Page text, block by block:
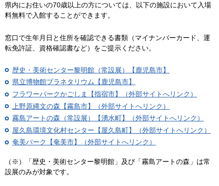
県内にお住いの70歳以上の方については、以下の施設において入場
料無料で入館することができます。
窓口で生年月日と住所を確認できる書類（マイナンバーカード、運
転免許証、資格確認書など）をご提示ください。
歴史・美術センター黎明館（常設展）【鹿児島市】
県立博物館プラネタリウム【鹿児島市】
フラワーパークかごしま【指宿市】（外部サイトへリンク）
上野原縄文の森【霧島市】（外部サイトへリンク）
霧島アートの森（常設展）【湧水町】（外部サイトへリンク）
屋久島環境文化村センター【屋久島町】（外部サイトへリンク）
奄美パーク【奄美市】（外部サイトへリンク）
（※）「歴史・美術センター黎明館」及び「霧島アートの森」は常
設展のみが対象です。